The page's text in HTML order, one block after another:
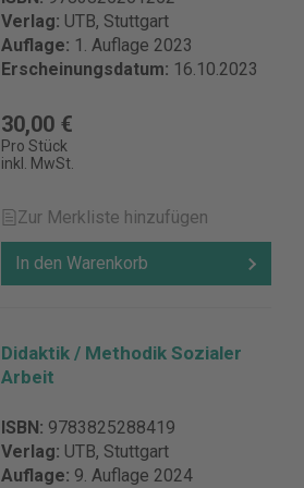
Verlag: UTB, Stuttgart
Auflage: 1. Auflage 2023
Erscheinungsdatum: 16.10.2023
30,00 €
Pro Stück
inkl. MwSt.
Zur Merkliste hinzufügen
In den Warenkorb
Didaktik / Methodik Sozialer
Arbeit
ISBN: 9783825288419
Verlag: UTB, Stuttgart
Auflage: 9. Auflage 2024